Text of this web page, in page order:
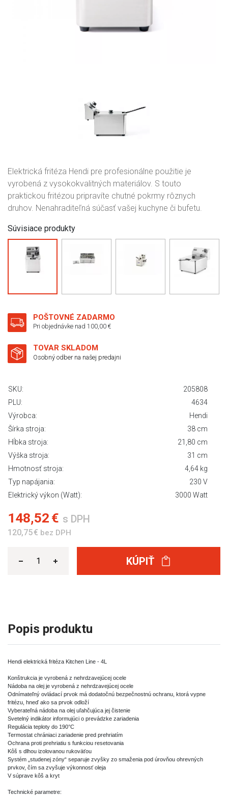
Elektrická fritéza Hendi pre profesionálne použitie je
vyrobená z vysokokvalitných materiálov. S touto
praktickou fritézou pripravíte chutné pokrmy rôznych
druhov. Nenahraditeľná súčasť vašej kuchyne či bufetu.
Súvisiace produkty
POŠTOVNÉ ZADARMO
Pri objednávke nad 100,00 €
TOVAR SKLADOM
Osobný odber na našej predajni
SKU:
205808
PLU:
4634
Výrobca:
Hendi
Šírka stroja:
38 cm
Hĺbka stroja:
21,80 cm
Výška stroja:
31 cm
Hmotnosť stroja:
4,64 kg
Typ napájania:
230 V
Elektrický výkon (Watt):
3000 Watt
148,52 € s DPH
120,75 € bez DPH
KÚPIŤ
Popis produktu
Hendi elektrická fritéza Kitchen Line - 4L
Konštrukcia je vyrobená z nehrdzavejúcej ocele
Nádoba na olej je vyrobená z nehrdzavejúcej ocele
Odnímateľný ovládací prvok má dodatočnú bezpečnostnú ochranu, ktorá vypne
fritézu, hneď ako sa prvok odloží
Vyberateľná nádoba na olej uľahčujúca jej čistenie
Svetelný indikátor informujúci o prevádzke zariadenia
Regulácia teploty do 190°C
Termostat chrániaci zariadenie pred prehriatím
Ochrana proti prehriatiu s funkciou resetovania
Kôš s dlhou izolovanou rukoväťou
Systém „studenej zóny“ separuje zvyšky zo smaženia pod úrovňou ohrevných
prvkov, čím sa zvyšuje výkonnosť oleja
V súprave kôš a kryt
Technické parametre: